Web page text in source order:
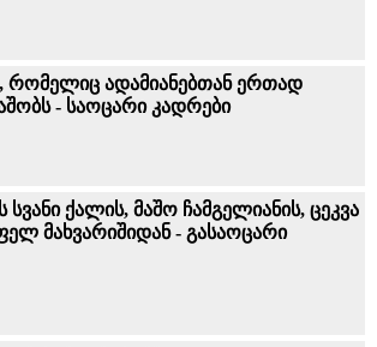
რომელიც ადამიანებთან ერთად
- საოცარი კადრები
ქალის, მაშო ჩამგელიანის, ცეკვა
მახვარიშიდან - გასაოცარი